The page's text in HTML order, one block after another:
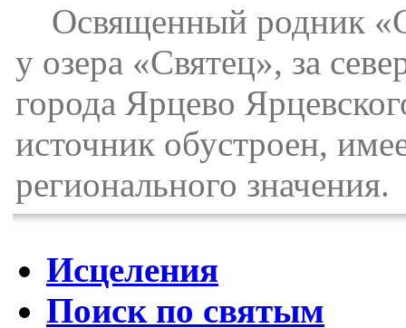
Освященный родник
у озера «Святец», за
города Ярцево
источник обустроен,
регионального значения.
Исцеления
Поиск по святым